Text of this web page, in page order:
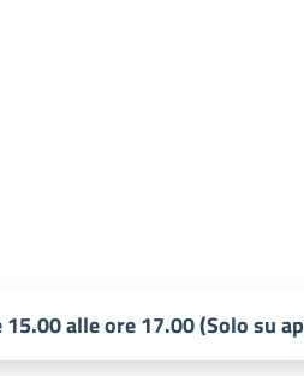
15.00 alle ore 17.00 (Solo su